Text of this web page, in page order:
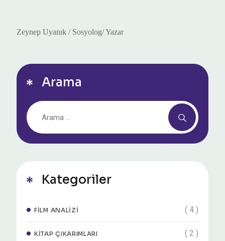
Zeynep Uyanık / Sosyolog/ Yazar
Arama
Kategoriler
FILM ANALIZI ( 4 )
KITAP ÇIKARIMLARI ( 2 )